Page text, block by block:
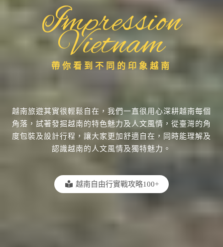
Impression
Vietnam
帶你看到不同的印象越南
越南旅遊其實很輕鬆自在，我們一直很用心深耕越南每個
角落，試著發掘越南的特色魅力及人文風情，從臺灣的角
度包裝及設計行程，讓大家更加舒適自在，同時能理解及
認識越南的人文風情及獨特魅力。
越南自由行實戰攻略100+